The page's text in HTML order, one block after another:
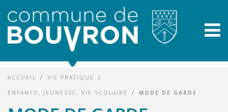
ACCUEIL / VIE PRATIQUE /
ENFANCE, JEUNESSE, VIE SCOLAIRE / MODE DE GARDE